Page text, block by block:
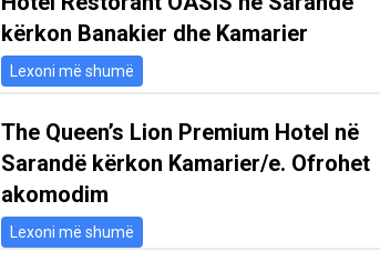
kërkon Banakier dhe Kamarier
Lexoni më shumë
The Queen’s Lion Premium Hotel në
Sarandë kërkon Kamarier/e. Ofrohet
akomodim
Lexoni më shumë